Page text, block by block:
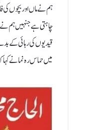
چاہتی ہے جنہیں ہم
قیدیوں کی رہائی کے
میں حماس رہ نما نے